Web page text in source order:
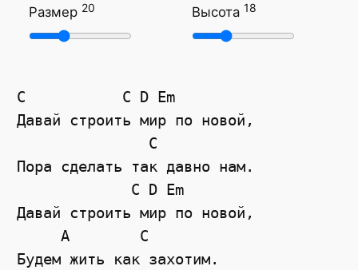
Размер 20 Высота 18
C C D Em
Давай строить мир по новой,
C
Пора сделать так давно нам.
C D Em
Давай строить мир по новой,
A
C
Будем жить как захотим.